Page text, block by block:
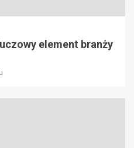
element branży